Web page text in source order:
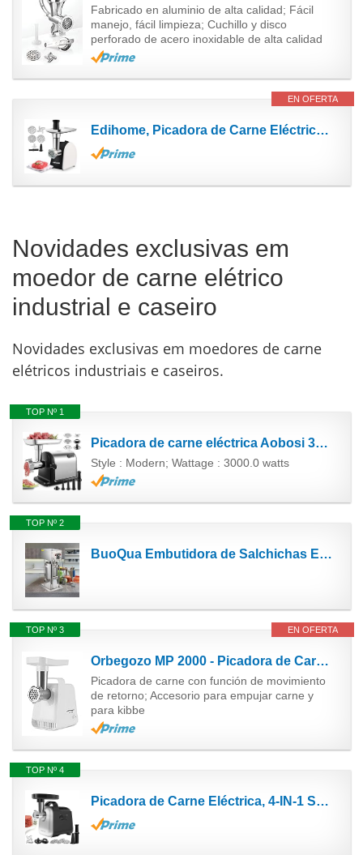
Fabricado en aluminio de alta calidad; Fácil
manejo, fácil limpieza; Cuchillo y disco
perforado de acero inoxidable de alta calidad
EN OFERTA
Edihome, Picadora de Carne Eléctrica, Marcha avance y Retroceso, Máquina para picar Carne...
Novidades exclusivas em
moedor de carne elétrico
industrial e caseiro
Novidades exclusivas em moedores de carne
elétricos industriais e caseiros.
TOP Nº 1
Picadora de carne eléctrica Aobosi 3000 W - Picadora de carne profesional con 3 tamaños de rejilla...
Style : Modern; Wattage : 3000.0 watts
TOP Nº 2
BuoQua Embutidora de Salchichas Electrico de Acero Inoxidable 12L Máquina de Salchichas Embutidos...
EN OFERTA
TOP Nº 3
Orbegozo MP 2000 - Picadora de Carne, Función Movimiento Retorno, Botón Marcha Parada, Cuello...
Picadora de carne con función de movimiento
de retorno; Accesorio para empujar carne y
para kibbe
TOP Nº 4
Picadora de Carne Eléctrica, 4-IN-1 Salchicha y Máquina Picadora de Carne Profesional con 3 Placas...